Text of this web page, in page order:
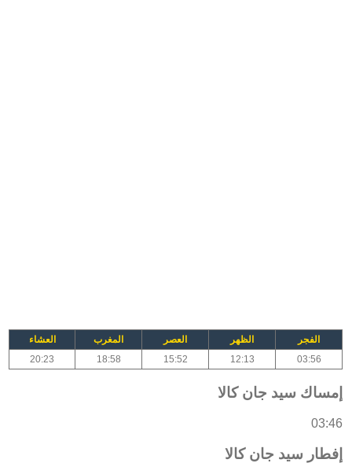
الفجر الظهر العصر المغرب
العشاء
03:56
12:13
15:52
18:58
20:23
إمساك سيد جان كالا
03:46
إفطار سيد جان كالا